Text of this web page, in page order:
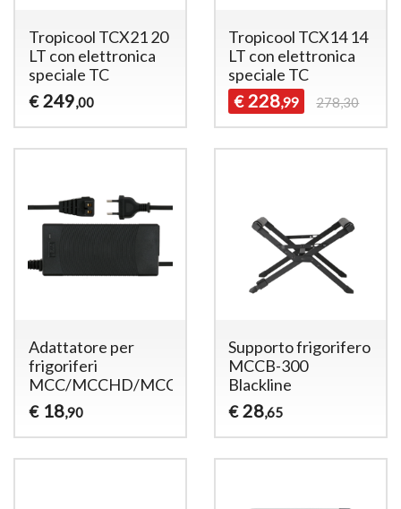
Tropicool TCX21 20
LT con elettronica
speciale TC
€ 249,00
Tropicool TCX14 14
LT con elettronica
speciale TC
€ 228,99 278,30
Adattatore per
frigoriferi
MCC/MCCHD/MCCA
€ 18,90
Supporto frigorifero
MCCB-300
Blackline
€ 28,65